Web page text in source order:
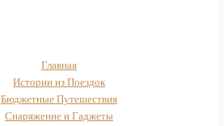
Главная
Истории из Поездок
Бюджетные Путешествия
Снаряжение и Гаджеты